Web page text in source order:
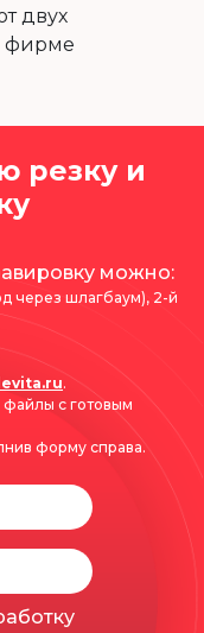
двух
фирме
резку и
можно:
через шлагбаум), 2-й
.
с готовым
форму справа.